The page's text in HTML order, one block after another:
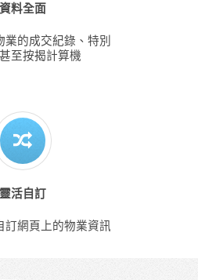
資料全面
業的成交紀錄、特別
至按揭計算機
靈活自訂
訂網頁上的物業資訊